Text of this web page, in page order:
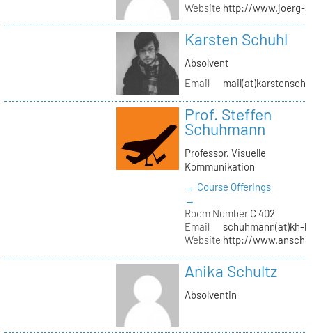
Website http://www.joerg-
Karsten Schuhl
Absolvent
Email
Prof. Steffen
Schuhmann
Professor, Visuelle
Kommunikation
→ Course Offerings
→
Room NumberC 402
Email
schuhmann(at)kh-
Website http://
Anika Schultz
Absolventin